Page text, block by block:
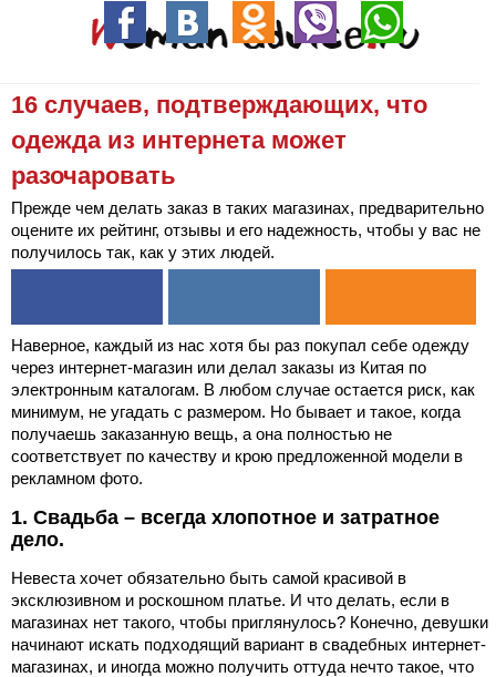
16 случаев, подтверждающих, что
одежда из интернета может
разочаровать
Прежде чем делать заказ в таких магазинах, предварительно
оцените их рейтинг, отзывы и его надежность, чтобы у вас не
получилось так, как у этих людей.
Наверное, каждый из нас хотя бы раз покупал себе одежду
через интернет-магазин или делал заказы из Китая по
электронным каталогам. В любом случае остается риск, как
минимум, не угадать с размером. Но бывает и такое, когда
получаешь заказанную вещь, а она полностью не
соответствует по качеству и крою предложенной модели в
рекламном фото.
1. Свадьба – всегда хлопотное и затратное
дело.
Невеста хочет обязательно быть самой красивой в
эксклюзивном и роскошном платье. И что делать, если в
магазинах нет такого, чтобы приглянулось? Конечно, девушки
начинают искать подходящий вариант в свадебных интернет-
магазинах, и иногда можно получить оттуда нечто такое, что